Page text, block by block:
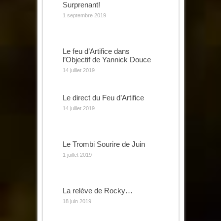
Surprenant!
1 septembre 2019
Le feu d’Artifice dans
l’Objectif de Yannick Douce
14 juillet 2019
Le direct du Feu d’Artifice
14 juillet 2019
Le Trombi Sourire de Juin
1 juillet 2019
La relève de Rocky…
18 juin 2019